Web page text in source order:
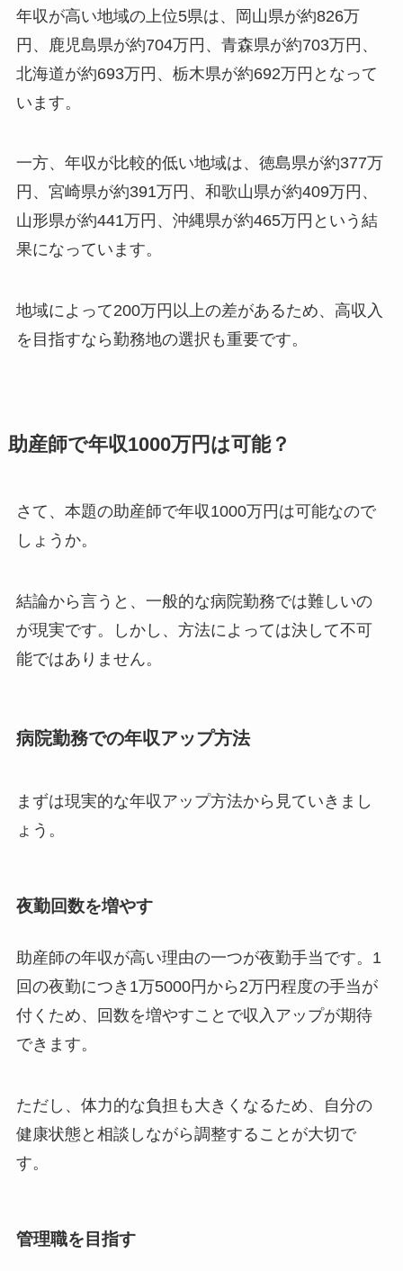
年収が高い地域の上位5県は、岡山県が約826万
円、鹿児島県が約704万円、青森県が約703万円、
北海道が約693万円、栃木県が約692万円となって
います。
一方、年収が比較的低い地域は、徳島県が約377万
円、宮崎県が約391万円、和歌山県が約409万円、
山形県が約441万円、沖縄県が約465万円という結
果になっています。
地域によって200万円以上の差があるため、高収入
を目指すなら勤務地の選択も重要です。
助産師で年収1000万円は可能？
さて、本題の助産師で年収1000万円は可能なので
しょうか。
結論から言うと、一般的な病院勤務では難しいの
が現実です。しかし、方法によっては決して不可
能ではありません。
病院勤務での年収アップ方法
まずは現実的な年収アップ方法から見ていきまし
ょう。
夜勤回数を増やす
助産師の年収が高い理由の一つが夜勤手当です。1
回の夜勤につき1万5000円から2万円程度の手当が
付くため、回数を増やすことで収入アップが期待
できます。
ただし、体力的な負担も大きくなるため、自分の
健康状態と相談しながら調整することが大切で
す。
管理職を目指す